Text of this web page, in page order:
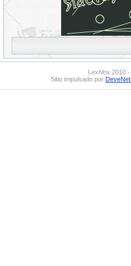
LexiVox 2010
Sitio impulsado por